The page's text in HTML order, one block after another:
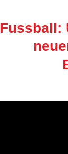
Fussball: